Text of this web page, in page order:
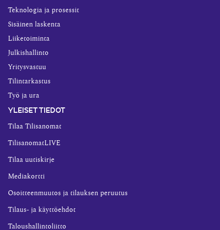
Teknologia ja prosessit
Sisäinen laskenta
Liiketoiminta
Julkishallinto
Yritysvastuu
Tilintarkastus
Työ ja ura
YLEISET TIEDOT
Tilaa Tilisanomat
TilisanomatLIVE
Tilaa uutiskirje
Mediakortti
Osoitteenmuutos ja tilauksen peruutus
Tilaus- ja käyttöehdot
Taloushallintoliitto